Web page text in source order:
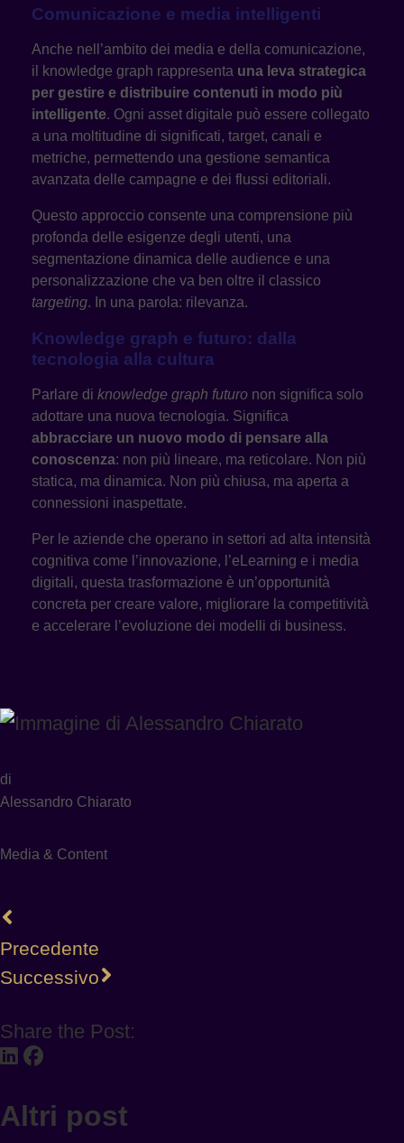
Comunicazione e media intelligenti
Anche nell’ambito dei media e della comunicazione,
il knowledge graph rappresenta una leva strategica
per gestire e distribuire contenuti in modo più
intelligente. Ogni asset digitale può essere collegato
a una moltitudine di significati, target, canali e
metriche, permettendo una gestione semantica
avanzata delle campagne e dei flussi editoriali.
Questo approccio consente una comprensione più
profonda delle esigenze degli utenti, una
segmentazione dinamica delle audience e una
personalizzazione che va ben oltre il classico
targeting. In una parola: rilevanza.
Knowledge graph e futuro: dalla
tecnologia alla cultura
Parlare di knowledge graph futuronon significa solo
adottare una nuova tecnologia. Significa
abbracciare un nuovo modo di pensare alla
conoscenza: non più lineare, ma reticolare. Non più
statica, ma dinamica. Non più chiusa, ma aperta a
connessioni inaspettate.
Per le aziende che operano in settori ad alta intensità
cognitiva come l’innovazione, l’eLearning e i media
digitali, questa trasformazione è un’opportunità
concreta per creare valore, migliorare la competitività
e accelerare l’evoluzione dei modelli di business.
di
Alessandro Chiarato
Media & Content
Precedente
Successivo
Share the Post:
Altri post